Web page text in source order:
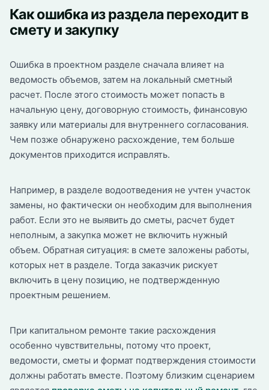
Как ошибка из раздела переходит в
смету и закупку
Ошибка в проектном разделе сначала влияет на
ведомость объемов, затем на локальный сметный
расчет. После этого стоимость может попасть в
начальную цену, договорную стоимость, финансовую
заявку или материалы для внутреннего согласования.
Чем позже обнаружено расхождение, тем больше
документов приходится исправлять.
Например, в разделе водоотведения не учтен участок
замены, но фактически он необходим для выполнения
работ. Если это не выявить до сметы, расчет будет
неполным, а закупка может не включить нужный
объем. Обратная ситуация: в смете заложены работы,
которых нет в разделе. Тогда заказчик рискует
включить в цену позицию, не подтвержденную
проектным решением.
При капитальном ремонте такие расхождения
особенно чувствительны, потому что проект,
ведомости, сметы и формат подтверждения стоимости
должны работать вместе. Поэтому близким сценарием